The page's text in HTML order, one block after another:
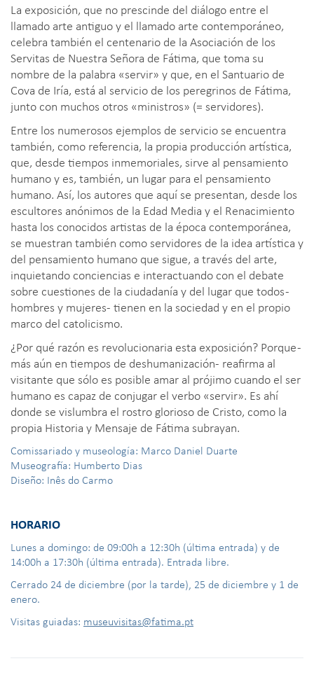
La exposición, que no prescinde del diálogo entre el
llamado arte antiguo y el llamado arte contemporáneo,
celebra también el centenario de la Asociación de los
Servitas de Nuestra Señora de Fátima, que toma su
nombre de la palabra «servir» y que, en el Santuario de
Cova de Iría, está al servicio de los peregrinos de Fátima,
junto con muchos otros «ministros» (= servidores).
Entre los numerosos ejemplos de servicio se encuentra
también, como referencia, la propia producción artística,
que, desde tiempos inmemoriales, sirve al pensamiento
humano y es, también, un lugar para el pensamiento
humano. Así, los autores que aquí se presentan, desde los
escultores anónimos de la Edad Media y el Renacimiento
hasta los conocidos artistas de la época contemporánea,
se muestran también como servidores de la idea artística y
del pensamiento humano que sigue, a través del arte,
inquietando conciencias e interactuando con el debate
sobre cuestiones de la ciudadanía y del lugar que todos -
hombres y mujeres- tienen en la sociedad y en el propio
marco del catolicismo.
¿Por qué razón es revolucionaria esta exposición? Porque -
más aún en tiempos de deshumanización- reafirma al
visitante que sólo es posible amar al prójimo cuando el ser
humano es capaz de conjugar el verbo «servir». Es ahí
donde se vislumbra el rostro glorioso de Cristo, como la
propia Historia y Mensaje de Fátima subrayan.
Comissariado y museología: Marco Daniel Duarte
Museografía: Humberto Dias
Diseño: Inês do Carmo
HORARIO
Lunes a domingo: de 09:00h a 12:30h (última entrada) y de
14:00h a 17:30h (última entrada). Entrada libre.
Cerrado 24 de diciembre (por la tarde), 25 de diciembre y 1 de
enero.
Visitas guiadas: museuvisitas@fatima.pt